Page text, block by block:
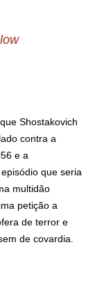
Shostakovich
contra a
e a
que seria
multidão
petição a
de terror e
de covardia.